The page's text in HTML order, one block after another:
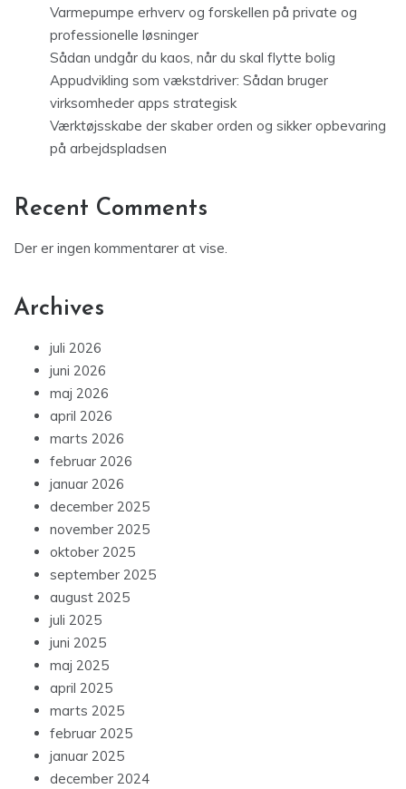
Varmepumpe erhverv og forskellen på private og
professionelle løsninger
Sådan undgår du kaos, når du skal flytte bolig
Appudvikling som vækstdriver: Sådan bruger
virksomheder apps strategisk
Værktøjsskabe der skaber orden og sikker opbevaring
på arbejdspladsen
Recent Comments
Der er ingen kommentarer at vise.
Archives
juli 2026
juni 2026
maj 2026
april 2026
marts 2026
februar 2026
januar 2026
december 2025
november 2025
oktober 2025
september 2025
august 2025
juli 2025
juni 2025
maj 2025
april 2025
marts 2025
februar 2025
januar 2025
december 2024